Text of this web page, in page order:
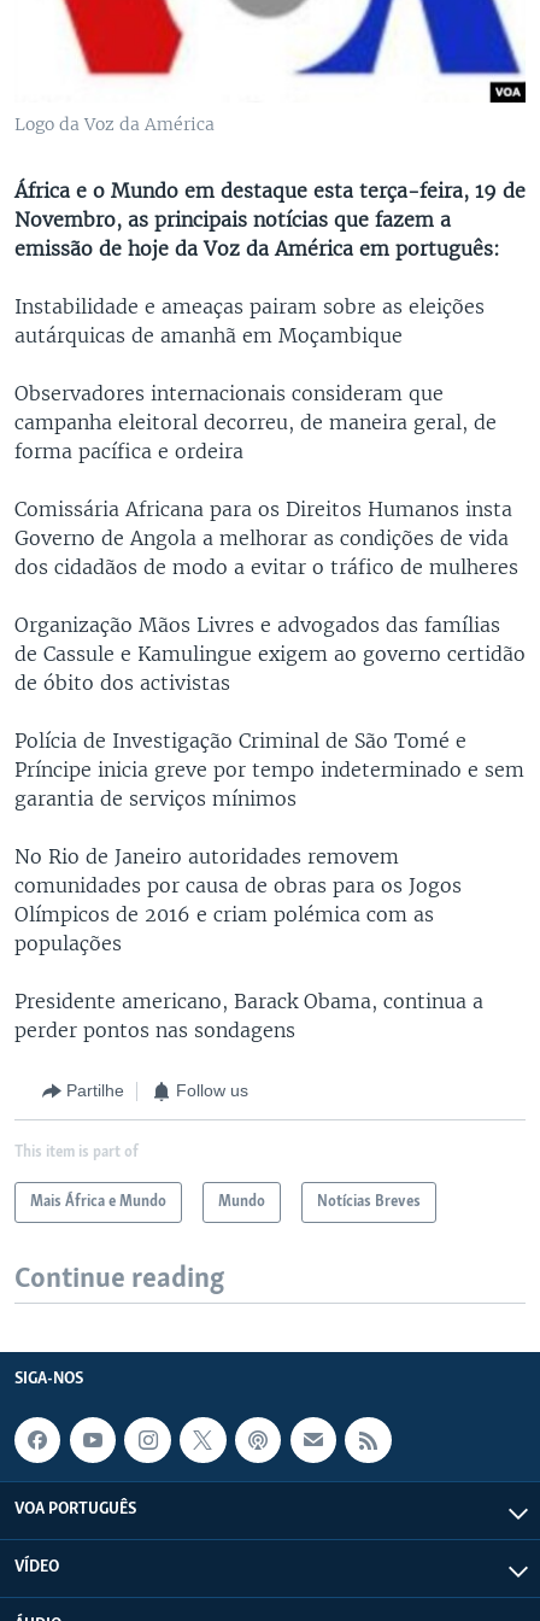
Logo da Voz da América
África e o Mundo em destaque esta terça-feira, 19 de
Novembro, as principais notícias que fazem a
emissão de hoje da Voz da América em português:
Instabilidade e ameaças pairam sobre as eleições
autárquicas de amanhã em Moçambique
Observadores internacionais consideram que
campanha eleitoral decorreu, de maneira geral, de
forma pacífica e ordeira
Comissária Africana para os Direitos Humanos insta
Governo de Angola a melhorar as condições de vida
dos cidadãos de modo a evitar o tráfico de mulheres
Organização Mãos Livres e advogados das famílias
de Cassule e Kamulingue exigem ao governo certidão
de óbito dos activistas
Polícia de Investigação Criminal de São Tomé e
Príncipe inicia greve por tempo indeterminado e sem
garantia de serviços mínimos
No Rio de Janeiro autoridades removem
comunidades por causa de obras para os Jogos
Olímpicos de 2016 e criam polémica com as
populações
Presidente americano, Barack Obama, continua a
perder pontos nas sondagens
Partilhe Follow us
This item is part of
Mais África e Mundo Mundo Notícias Breves
Continue reading
SIGA-NOS
VOA PORTUGUÊS
VÍDEO